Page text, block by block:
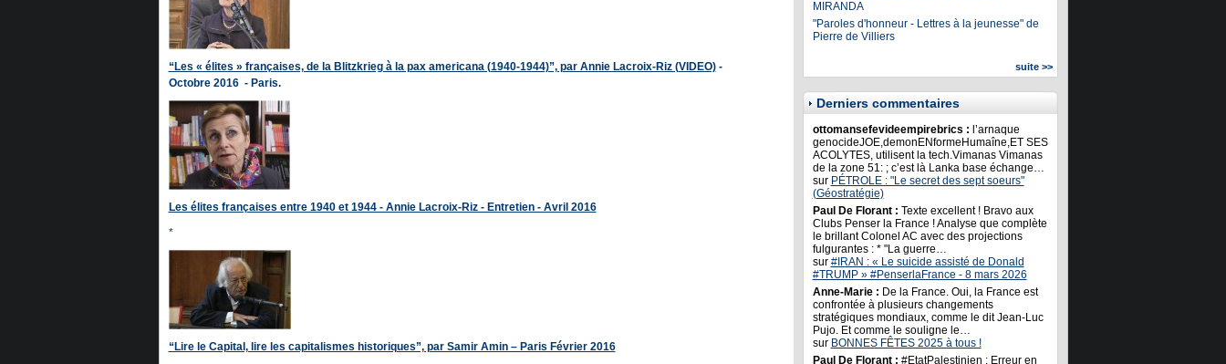
“Les « élites » françaises, de la Blitzkrieg à la pax americana (1940-1944)”, par Annie Lacroix-Riz (VIDEO)-
Octobre 2016 - Paris.
Les élites françaises entre 1940 et 1944 - Annie Lacroix-Riz - Entretien - Avril 2016
*
“Lire le Capital, lire les capitalismes historiques”, par Samir Amin – Paris Février 2016
MIRANDA
"Paroles d'honneur - Lettres à la jeunesse" de
Pierre de Villiers
suite >>
Derniers commentaires
ottomansefevideempirebrics : l’arnaque
genocideJOE,demonENformeHumaîne,ET SES
ACOLYTES, utilisent la tech.Vimanas Vimanas
de la zone 51: ; c’est là Lanka base échange…
sur PÉTROLE : "Le secret des sept soeurs"
(Géostratégie)
Paul De Florant : Texte excellent ! Bravo aux
Clubs Penser la France ! Analyse que complète
le brillant Colonel AC avec des projections
fulgurantes : * "La guerre…
sur #IRAN : « Le suicide assisté de Donald
#TRUMP » #PenserlaFrance - 8 mars 2026
Anne-Marie : De la France. Oui, la France est
confrontée à plusieurs changements
stratégiques mondiaux, comme le dit Jean-Luc
Pujo. Et comme le souligne le…
sur BONNES FÊTES 2025 à tous !
Paul De Florant : #EtatPalestinien : Erreur en